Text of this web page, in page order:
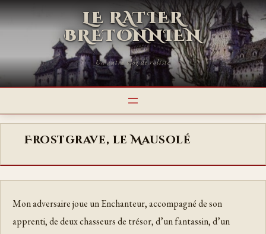
LE RATIER
BRETONNIEN
Un autre blog de roliste
Frostgrave, le Mausolé
Mon adversaire joue un Enchanteur, accompagné de son
apprenti, de deux chasseurs de trésor, d’un fantassin, d’un